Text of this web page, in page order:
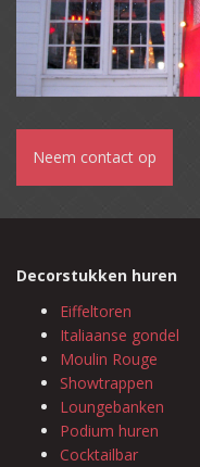
Neem contact op
Decorstukken huren
Eiffeltoren
Italiaanse gondel
Moulin Rouge
Showtrappen
Loungebanken
Podium huren
Cocktailbar